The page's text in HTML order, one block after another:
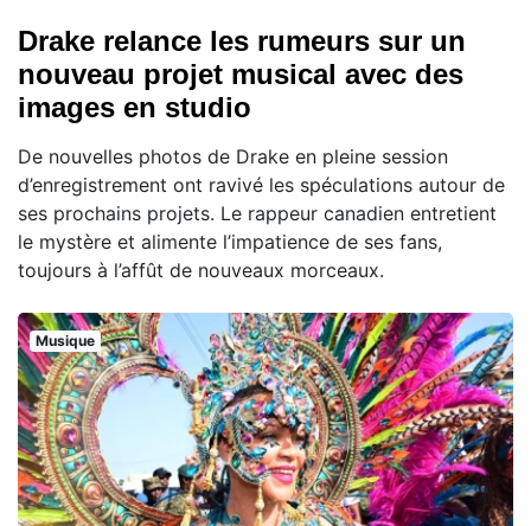
Drake relance les rumeurs sur un
nouveau projet musical avec des
images en studio
De nouvelles photos de Drake en pleine session
d’enregistrement ont ravivé les spéculations autour de
ses prochains projets. Le rappeur canadien entretient
le mystère et alimente l’impatience de ses fans,
toujours à l’affût de nouveaux morceaux.
Musique